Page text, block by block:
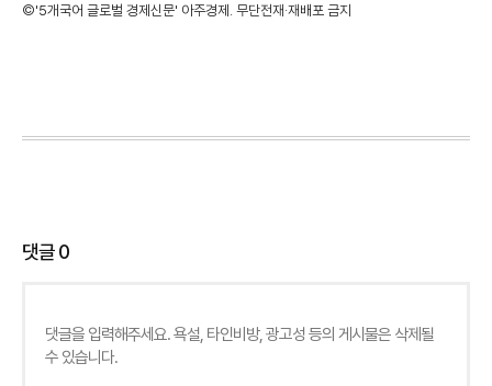
©'5개국어 글로벌 경제신문' 아주경제. 무단전재·재배포 금지
댓글0